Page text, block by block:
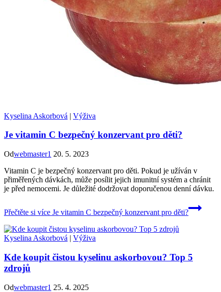
Kyselina Askorbová | Výživa
Je vitamin C bezpečný konzervant pro děti?
Odwebmaster1 20. 5. 2023
Vitamin C je bezpečný konzervant pro děti. Pokud je užíván v
přiměřených dávkách, může posílit jejich imunitní systém a chránit
je před nemocemi. Je důležité dodržovat doporučenou denní dávku.
Přečtěte si více Je vitamin C bezpečný konzervant pro děti?
Kyselina Askorbová | Výživa
Kde koupit čistou kyselinu askorbovou? Top 5
zdrojů
Odwebmaster1 25. 4. 2025